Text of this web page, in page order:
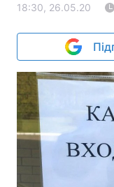
18:30, 26.05.20